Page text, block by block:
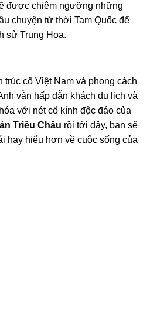
được chiêm ngưỡng những
chuyện từ thời Tam Quốc để
sử Trung Hoa.
trúc cổ Việt Nam và phong cách
vẫn hấp dẫn khách du lịch và
với nét cổ kính độc đáo của
Triều Châu rồi tới đây, bạn sẽ
hay hiểu hơn về cuộc sống của